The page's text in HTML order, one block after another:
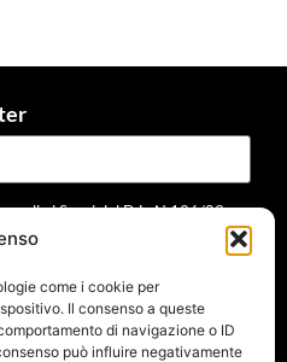
come i cookie per
Il consenso a queste
di navigazione o ID
può influire negativamente
ai Sensi del D.L. N.196/03 e